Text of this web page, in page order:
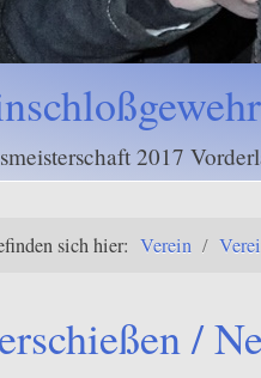
und Wettkampf
sich hier: Verein /
/